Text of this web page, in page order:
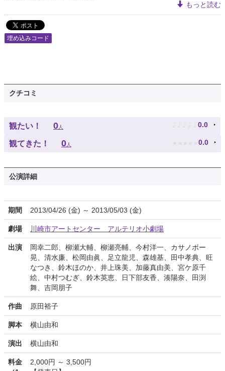
もっと読む
埋め込みコード
クチコミ
観たい！ 0人 ♪ ♪ ♪ ♪ ♪ 0.0
観てきた！ 0人 ★ ★ ★ ★ ★ 0.0
公演詳細
期間 2013/04/26 (金) ～ 2013/05/03 (金)
劇場 川崎市アートセンター アルテリオ小劇場
出演
岡幸二郎、柳瀬大輔、柳瀬亮輔、今村洋一、カサノボー
晃、清水廉、松岡由眞、足立龍児、森雄基、田中孝典、旺
なつき、鈴木ほのか、井上珠美、加藤真由美、宮ケ原千
絵、中村つむぎ、鈴木英恵、日下部友香、湊陽奈、田渕
舞、吉岡朋子
作曲 原田裕子
脚本 横山由和
演出 横山由和
料金
2,000円 ～ 3,500円